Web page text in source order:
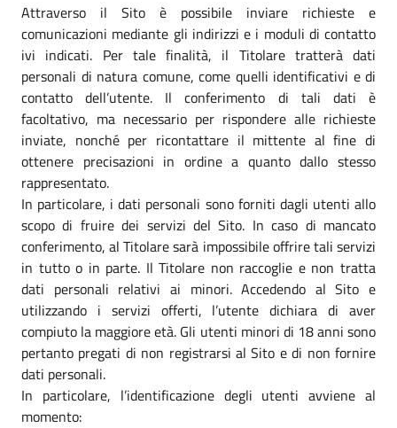
Attraverso il Sito è possibile inviare richieste e
comunicazioni mediante gli indirizzi e i moduli di contatto
ivi indicati. Per tale finalità, il Titolare tratterà dati
personali di natura comune, come quelli identificativi e di
contatto dell’utente. Il conferimento di tali dati è
facoltativo, ma necessario per rispondere alle richieste
inviate, nonché per ricontattare il mittente al fine di
ottenere precisazioni in ordine a quanto dallo stesso
rappresentato.
In particolare, i dati personali sono forniti dagli utenti allo
scopo di fruire dei servizi del Sito. In caso di mancato
conferimento, al Titolare sarà impossibile offrire tali servizi
in tutto o in parte. Il Titolare non raccoglie e non tratta
dati personali relativi ai minori. Accedendo al Sito e
utilizzando i servizi offerti, l’utente dichiara di aver
compiuto la maggiore età. Gli utenti minori di 18 anni sono
pertanto pregati di non registrarsi al Sito e di non fornire
dati personali.
In particolare, l’identificazione degli utenti avviene al
momento: